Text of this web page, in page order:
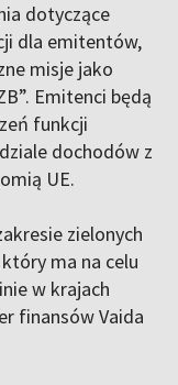
dotyczące
dla emitentów,
misje jako
Emitenci będą
funkcji
dochodów z
UE.
zielonych
ma na celu
w krajach
finansów Vaida